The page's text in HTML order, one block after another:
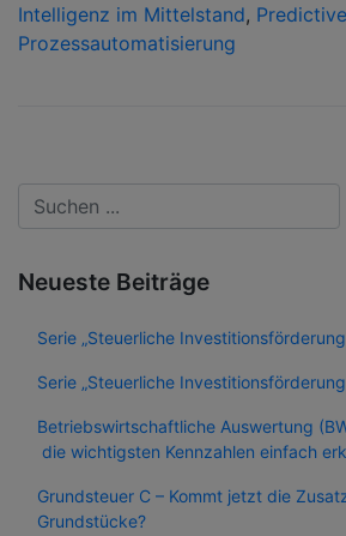
Intelligenz im Mittelstand,
Prozessautomatisierung
Neueste Beiträge
Serie „Steuerliche
Serie „Steuerliche
Betriebswirtschaftliche Auswertung
die wichtigsten Kennzahlen einfach
Grundsteuer C – Kommt jetzt die
Grundstücke?